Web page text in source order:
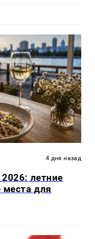
4 дня назад
летние
для